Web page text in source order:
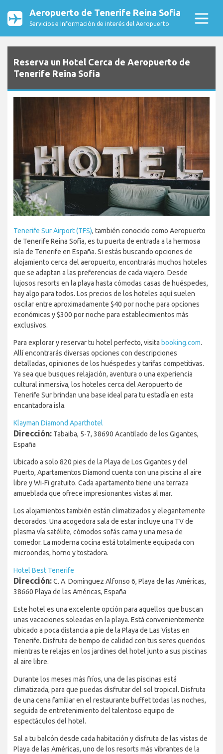
Aeropuerto de Tenerife Reina Sofia
Servicios e Información de interés del Aeropuerto
Reserva un Hotel Cerca de Aeropuerto de
Tenerife Reina Sofia
Tenerife Sur Airport (TFS), también conocido como Aeropuerto
de Tenerife Reina Sofía, es tu puerta de entrada a la hermosa
isla de Tenerife en España. Si estás buscando opciones de
alojamiento cerca del aeropuerto, encontrarás muchos hoteles
que se adaptan a las preferencias de cada viajero. Desde
lujosos resorts en la playa hasta cómodas casas de huéspedes,
hay algo para todos. Los precios de los hoteles aquí suelen
oscilar entre aproximadamente $40 por noche para opciones
económicas y $300 por noche para establecimientos más
exclusivos.
Para explorar y reservar tu hotel perfecto, visita booking.com.
Allí encontrarás diversas opciones con descripciones
detalladas, opiniones de los huéspedes y tarifas competitivas.
Ya sea que busques relajación, aventura o una experiencia
cultural inmersiva, los hoteles cerca del Aeropuerto de
Tenerife Sur brindan una base ideal para tu estadía en esta
encantadora isla.
Klayman Diamond Aparthotel
Dirección: Tabaiba, 5-7, 38690 Acantilado de los Gigantes,
España
Ubicado a solo 820 pies de la Playa de Los Gigantes y del
Puerto, Apartamentos Diamond cuenta con una piscina al aire
libre y Wi-Fi gratuito. Cada apartamento tiene una terraza
amueblada que ofrece impresionantes vistas al mar.
Los alojamientos también están climatizados y elegantemente
decorados. Una acogedora sala de estar incluye una TV de
plasma vía satélite, cómodos sofás cama y una mesa de
comedor. La moderna cocina está totalmente equipada con
microondas, horno y tostadora.
Hotel Best Tenerife
Dirección:C. A. Domínguez Alfonso 6, Playa de las Américas,
38660 Playa de las Américas, España
Este hotel es una excelente opción para aquellos que buscan
unas vacaciones soleadas en la playa. Está convenientemente
ubicado a poca distancia a pie de la Playa de Las Vistas en
Tenerife. Disfruta de tiempo de calidad con tus seres queridos
mientras te relajas en los jardines del hotel junto a sus piscinas
al aire libre.
Durante los meses más fríos, una de las piscinas está
climatizada, para que puedas disfrutar del sol tropical. Disfruta
de una cena familiar en el restaurante buffet todas las noches,
seguida de entretenimiento del talentoso equipo de
espectáculos del hotel.
Sal a tu balcón desde cada habitación y disfruta de las vistas de
Playa de las Américas, uno de los resorts más vibrantes de la